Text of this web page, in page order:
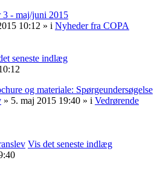
3 - maj/juni 2015
10:12 » i Nyheder fra COPA
seneste indlæg
og materiale: Spørgeundersøgelse
» 5. maj 2015 19:40 » i Vedrørende
Vis det seneste indlæg